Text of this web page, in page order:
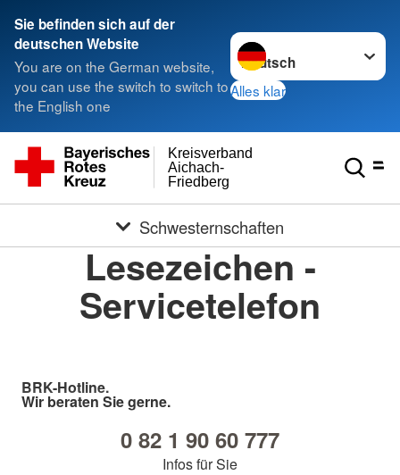
Sie befinden sich auf der
deutschen Website
You are on the German website,
you can use the switch to switch to
the English one
Sprache wechseln zu
Alles klar
Friedberg
Aichach-
Kreisverband
Schwesternschaften
Lesezeichen -
Servicetelefon
BRK-Hotline.
Wir beraten Sie gerne.
0 82 1 90 60 777
Infos für Sie